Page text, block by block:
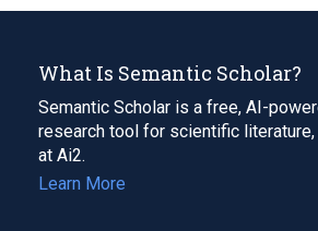
What Is Semantic Scholar?
Semantic Scholar is a free, AI-
research tool for scientific
at Ai2.
Learn More